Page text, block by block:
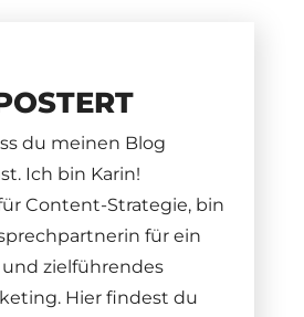
du meinen Blog
Ich bin Karin!
Content-Strategie, bin
für ein
zielführendes
Hier findest du